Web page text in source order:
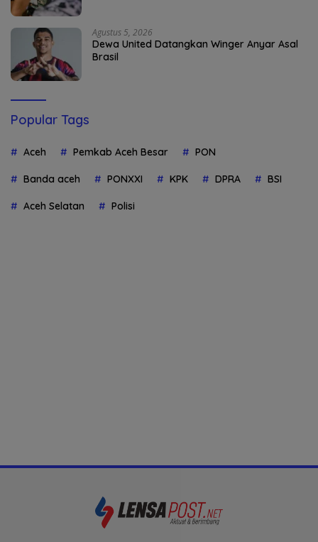
Agustus 5, 2026
Dewa United Datangkan Winger Anyar Asal
Brasil
Popular Tags
Aceh Pemkab Aceh Besar PON
Banda aceh PONXXI KPK DPRA BSI
Aceh Selatan Polisi